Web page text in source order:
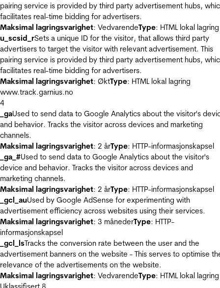
pairing service is provided by third party advertisement hubs,
facilitates real-time bidding for advertisers.
Maksimal lagringsvarighet: VedvarendeType: HTML lokal lagring
u_scsid_rSets a unique ID for the visitor, that allows third party
advertisers to target the visitor with relevant advertisement. This
pairing service is provided by third party advertisement hubs,
facilitates real-time bidding for advertisers.
Maksimal lagringsvarighet: ØktType: HTML lokal lagring
www.track.garnius.no
4
_gaUsed to send data to Google Analytics about the visitor's
and behavior. Tracks the visitor across devices and marketing
channels.
Maksimal lagringsvarighet: 2 årType: HTTP-informasjonskapsel
_ga_#Used to send data to Google Analytics about the visitor's
device and behavior. Tracks the visitor across devices and
marketing channels.
Maksimal lagringsvarighet: 2 årType: HTTP-informasjonskapsel
_gcl_auUsed by Google AdSense for experimenting with
advertisement efficiency across websites using their services.
Maksimal lagringsvarighet: 3 månederType: HTTP-
informasjonskapsel
_gcl_lsTracks the conversion rate between the user and the
advertisement banners on the website - This serves to optimise
relevance of the advertisements on the website.
Maksimal lagringsvarighet: VedvarendeType: HTML lokal lagring